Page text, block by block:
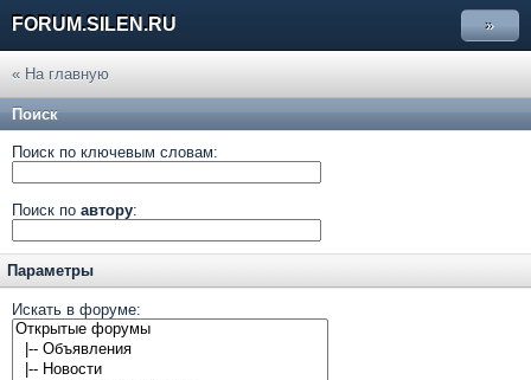
FORUM.SILEN.RU »
« На главную
Поиск
Поиск по ключевым словам:
Поиск по автору:
Параметры
Искать в форуме: